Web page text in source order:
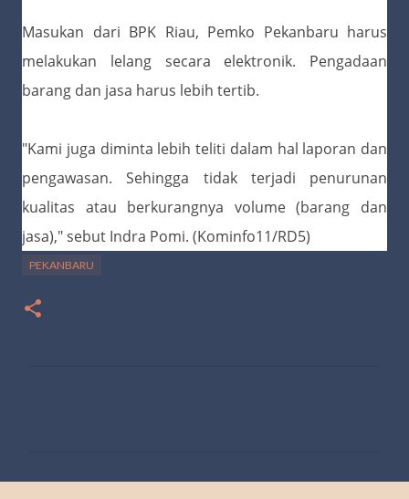
Masukan dari BPK Riau, Pemko Pekanbaru harus
melakukan lelang secara elektronik. Pengadaan
barang dan jasa harus lebih tertib.
"Kami juga diminta lebih teliti dalam hal laporan dan
pengawasan. Sehingga tidak terjadi penurunan
kualitas atau berkurangnya volume (barang dan
jasa)," sebut Indra Pomi. (Kominfo11/RD5)
PEKANBARU